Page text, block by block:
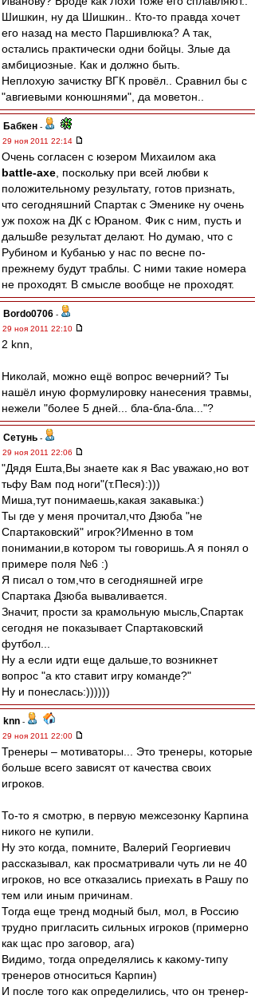
Шишкин, ну да Шишкин.. Кто-то правда хочет
его назад на место Паршивлюка? А так,
остались практически одни бойцы. Злые да
амбициозные. Как и должно быть.
Неплохую зачистку ВГК провёл.. Сравнил бы с
"авгиевыми конюшнями", да моветон..
Бабкен -
29 ноя 2011 22:14
Очень согласен с юзером Михаилом ака
battle-axe , поскольку при всей любви к
положительному результату, готов признать,
что сегодняшний Спартак с Эменике ну очень
уж похож на ДК с Юраном. Фик с ним, пусть и
дальш8е результат делают. Но думаю, что с
Рубином и Кубанью у нас по весне по-
прежнему будут траблы. С ними такие номера
не проходят. В смысле вообще не проходят.
Bordo0706 -
29 ноя 2011 22:10
2 knn,
Николай, можно ещё вопрос вечерний? Ты
нашёл иную формулировку нанесения травмы,
нежели "более 5 дней... бла-бла-бла..."?
Сетунь -
29 ноя 2011 22:06
"Дядя Ешта,Вы знаете как я Вас уважаю,но вот
тьфу Вам под ноги"(т.Песя):)))
Миша,тут понимаешь,какая закавыка:)
Ты где у меня прочитал,что Дзюба "не
Спартаковский" игрок?Именно в том
понимании,в котором ты говоришь.А я понял о
примере поля №6 :)
Я писал о том,что в сегодняшней игре
Спартака Дзюба вываливается.
Значит, прости за крамольную мысль,Спартак
сегодня не показывает Спартаковский
футбол...
Ну а если идти еще дальше,то возникнет
вопрос "а кто ставит игру команде?"
Ну и понеслась:))))))
knn -
29 ноя 2011 22:00
Тренеры – мотиваторы... Это тренеры, которые
больше всего зависят от качества своих
игроков.
То-то я смотрю, в первую межсезонку Карпина
никого не купили.
Ну это когда, помните, Валерий Георгиевич
рассказывал, как просматривали чуть ли не 40
игроков, но все отказались приехать в Рашу по
тем или иным причинам.
Тогда еще тренд модный был, мол, в Россию
трудно пригласить сильных игроков (примерно
как щас про заговор, ага)
Видимо, тогда определялись к какому-типу
тренеров относиться Карпин)
И после того как определились, что он тренер-